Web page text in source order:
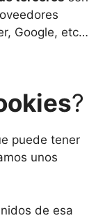
Google, etc…
?
puede tener
unos
de esa